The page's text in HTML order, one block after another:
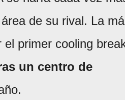
de su rival. La
primer cooling
un centro de